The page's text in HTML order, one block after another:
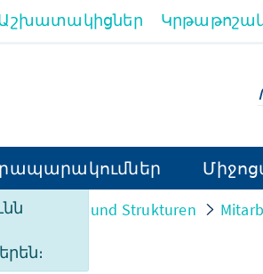
Personen und Strukturen